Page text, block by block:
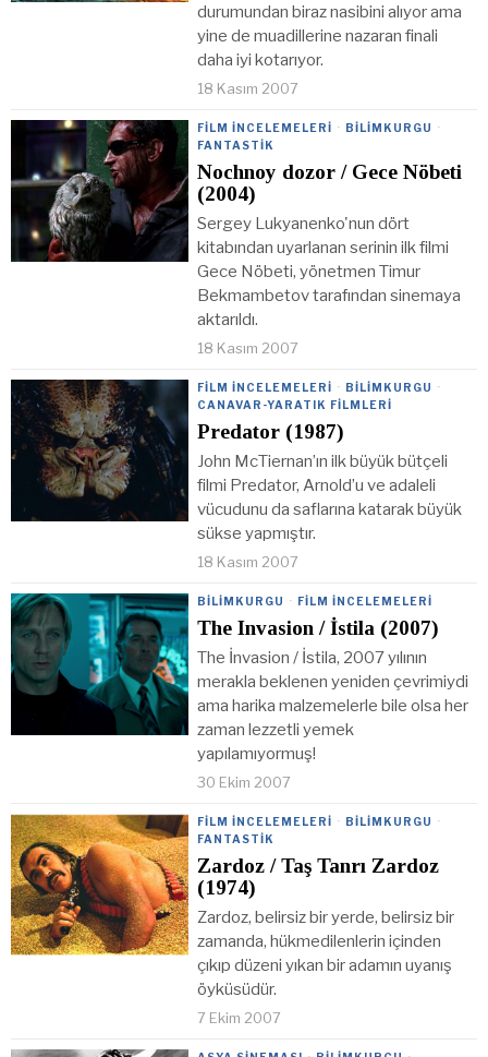
durumundan biraz nasibini alıyor ama
yine de muadillerine nazaran finali
daha iyi kotarıyor.
18 Kasım 2007
FILM İNCELEMELERI · BILIMKURGU ·
FANTASTIK
Nochnoy dozor / Gece Nöbeti
(2004)
Sergey Lukyanenko'nun dört
kitabından uyarlanan serinin ilk filmi
Gece Nöbeti, yönetmen Timur
Bekmambetov tarafından sinemaya
aktarıldı.
18 Kasım 2007
FILM İNCELEMELERI · BILIMKURGU ·
CANAVAR-YARATIK FILMLERI
Predator (1987)
John McTiernan’ın ilk büyük bütçeli
filmi Predator, Arnold’u ve adaleli
vücudunu da saflarına katarak büyük
sükse yapmıştır.
18 Kasım 2007
BILIMKURGU · FILM İNCELEMELERI
The Invasion / İstila (2007)
The İnvasion / İstila, 2007 yılının
merakla beklenen yeniden çevrimiydi
ama harika malzemelerle bile olsa her
zaman lezzetli yemek
yapılamıyormuş!
30 Ekim 2007
FILM İNCELEMELERI · BILIMKURGU ·
FANTASTIK
Zardoz / Taş Tanrı Zardoz
(1974)
Zardoz, belirsiz bir yerde, belirsiz bir
zamanda, hükmedilenlerin içinden
çıkıp düzeni yıkan bir adamın uyanış
öyküsüdür.
7 Ekim 2007